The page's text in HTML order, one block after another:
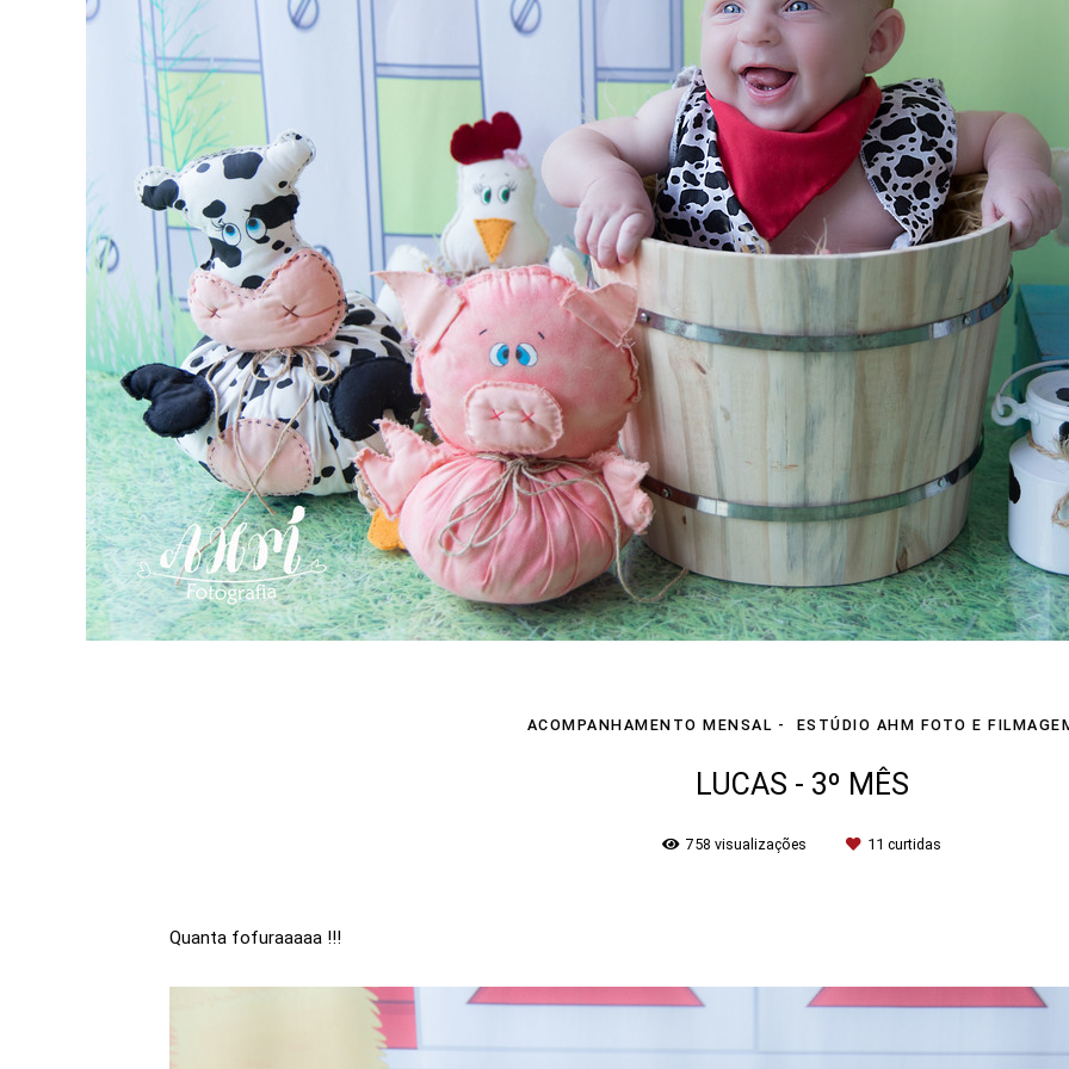
ACOMPANHAMENTO MENSAL ESTÚDIO AHM FOTO E
LUCAS - 3º MÊS
758 visualizações 11 curtidas
Quanta fofuraaaaa !!!